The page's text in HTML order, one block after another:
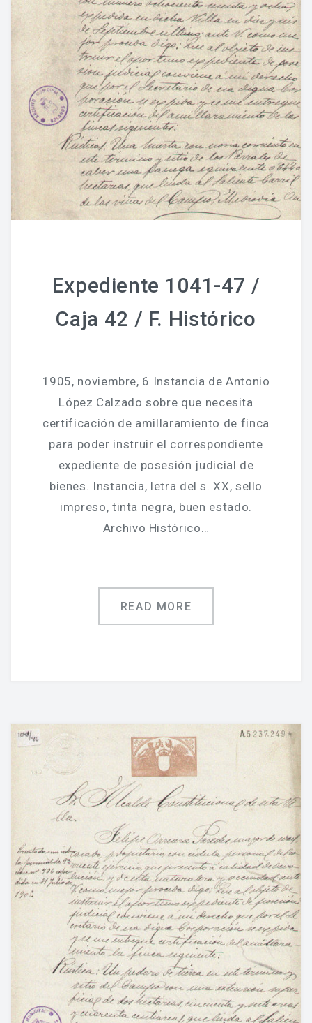
Expediente 1041-47 /
Caja 42 / F. Histórico
1905, noviembre, 6 Instancia de Antonio
López Calzado sobre que necesita
certificación de amillaramiento de finca
para poder instruir el correspondiente
expediente de posesión judicial de
bienes. Instancia, letra del s. XX, sello
impreso, tinta negra, buen estado.
Archivo Histórico…
READ MORE